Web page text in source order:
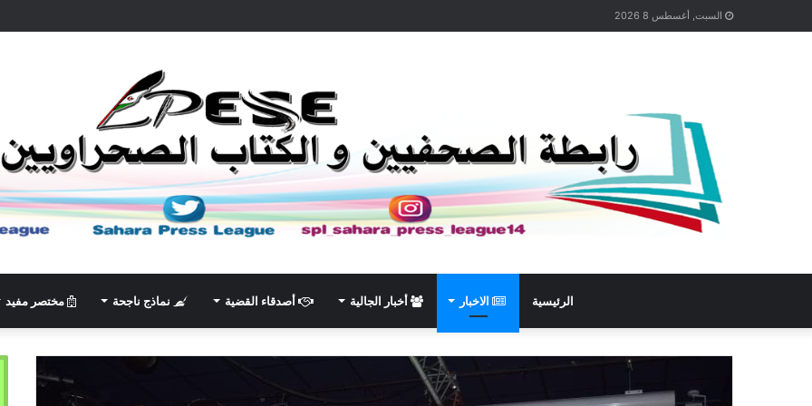
السبت, أغسطس 8 2026
الرئيسية الاخبار أخبار الجالية أصدقاء القضية نماذج ناجحة مختصر مفيد